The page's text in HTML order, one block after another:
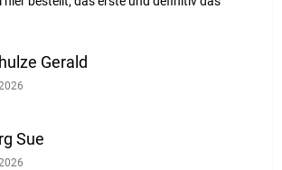
Gerald
Bewertung beträgt 5 von 5 Sternen.
Sue
Bewertung beträgt 5 von 5 Sternen.